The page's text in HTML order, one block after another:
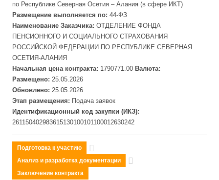
по Республике Северная Осетия – Алания (в сфере ИКТ)
Размещение выполняется по: 44-ФЗ
Наименование Заказчика: ОТДЕЛЕНИЕ ФОНДА
ПЕНСИОННОГО И СОЦИАЛЬНОГО СТРАХОВАНИЯ
РОССИЙСКОЙ ФЕДЕРАЦИИ ПО РЕСПУБЛИКЕ СЕ ВЕРНАЯ
ОСЕТИЯ-АЛАНИЯ
Начальная цена контракта: 1790771.00 Валюта:
Размещено: 25.05.2026
Обновлено: 25.05.2026
Этап размещения: Подача заявок
Идентификационный код закупки (ИКЗ):
261150402983615130100101100012630242
Подготовка к участию
Анализ и разработка документации
Заключение контракта